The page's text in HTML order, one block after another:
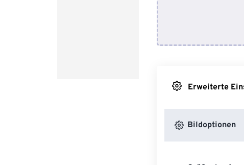
Erweiterte
Bildoptionen